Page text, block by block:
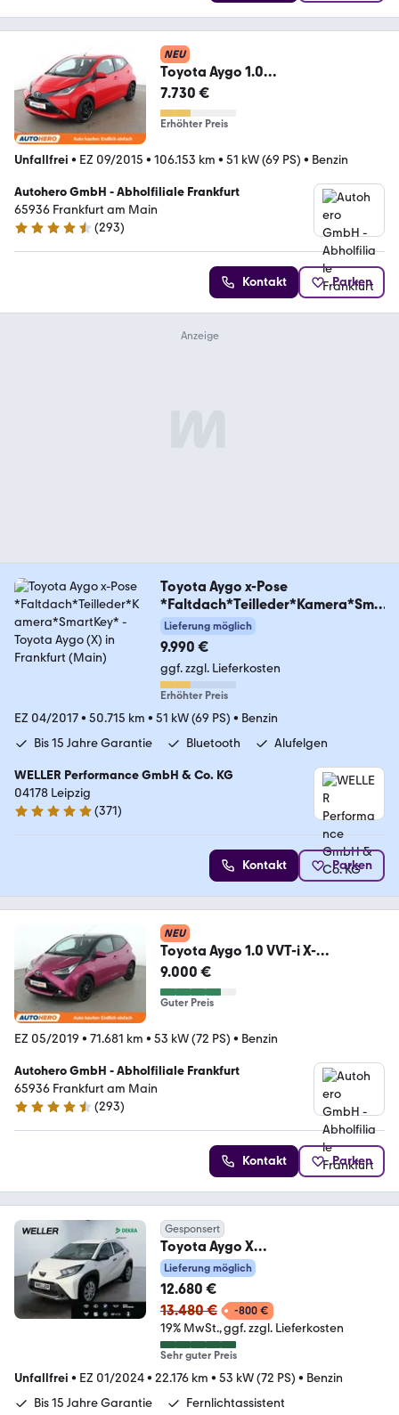
NEU
Toyota Aygo 1.0
X*CAM*KLIMA*BLUETOOTH*LIMI
TER*GARANTIE*
7.730 €
Erhöhter Preis
Unfallfrei • EZ 09/2015 • 106.153 km • 51 kW (69 PS) • Benzin
Autohero GmbH - Abholfiliale Frankfurt
65936 Frankfurt am Main
4.6 Sterne
(293)
Kontakt Parken
Toyota Aygo x-Pose
*Faltdach*Teilleder*Kamera*Sma
rtKey*
Lieferung möglich
9.990 €
ggf. zzgl. Lieferkosten
Erhöhter Preis
EZ 04/2017• 50.715 km • 51 kW (69 PS) • Benzin
Bis 15 Jahre Garantie
Bluetooth Alufelgen
WELLER Performance GmbH & Co. KG
04178 Leipzig
4.8 Sterne
(371)
Kontakt Parken
NEU
Toyota Aygo 1.0 VVT-i X-
Cite*CAM*ALU*KLIMA*TOUCH*
9.000 €
Guter Preis
EZ 05/2019 • 71.681 km • 53 kW (72 PS) • Benzin
Autohero GmbH - Abholfiliale Frankfurt
65936 Frankfurt am Main
4.6 Sterne
(293)
Kontakt Parken
Gesponsert
Toyota Aygo X
*CarPlay*DAB*ACC*Spurhalte*N
otbremsassist
Lieferung möglich
12.680 €
13.480 €
-800 €
19% MwSt. ggf. zzgl. Lieferkosten
Sehr guter Preis
Unfallfrei • EZ 01/2024• 22.176 km • 53 kW (72 PS) • Benzin
Bis 15 Jahre Garantie
Fernlichtassistent